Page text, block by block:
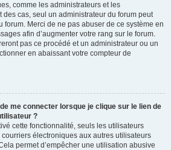
comme les administrateurs et les
cas, seul un administrateur du forum peut
forum. Merci de ne pas abuser de ce système en
afin d’augmenter votre rang sur le forum.
pas ce procédé et un administrateur ou un
en abaissant votre compteur de
me connecter lorsque je clique sur le lien de
?
cette fonctionnalité, seuls les utilisateurs
électroniques aux autres utilisateurs
permet d’empêcher une utilisation abusive